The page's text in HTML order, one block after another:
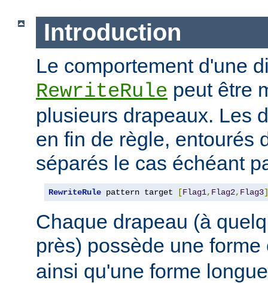
Introduction
Le comportement d'une
RewriteRule peut être
plusieurs drapeaux. Les
en fin de règle, entourés
séparés le cas échéant
RewriteRule pattern target [Flag1, Flag2, Flag3]
Chaque drapeau (à
près) possède une
ainsi qu'une forme